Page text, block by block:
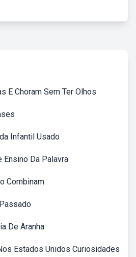
E Choram Sem Ter Olhos
Infantil Usado
Da Palavra
Combinam
De Aranha
Estados Unidos Curiosidades